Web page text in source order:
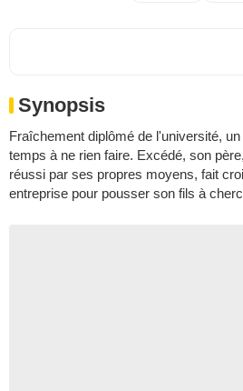
Synopsis
Fraîchement diplômé de l'université,
temps à ne rien faire. Excédé, son
réussi par ses propres moyens, fait
entreprise pour pousser son fils à